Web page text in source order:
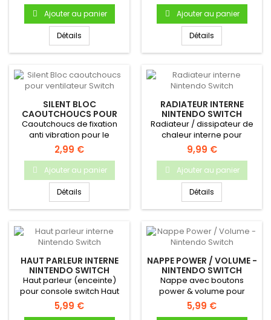
Ajouter au panier
Détails
Ajouter au panier
Détails
SILENT BLOC
CAOUTCHOUCS POUR
VENTILATEUR SWITCH
Caoutchoucs de fixation
anti vibration pour le
ventilateur de la Nintendo
Switch
2,99 €
Ajouter au panier
Détails
RADIATEUR INTERNE
NINTENDO SWITCH
Radiateur / dissipateur de
chaleur interne pour
Nintendo Switch.pièce
neuve...
9,99 €
Ajouter au panier
Détails
HAUT PARLEUR INTERNE
NINTENDO SWITCH
Haut parleur (enceinte)
pour console switch Haut
parleur interne Pour
console...
5,99 €
NAPPE POWER / VOLUME -
NINTENDO SWITCH
Nappe avec boutons
power & volume pour
Nintendo Switch - Pièce
neuve...
5,99 €